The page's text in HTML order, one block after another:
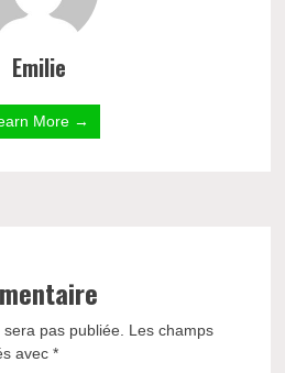
Emilie
More →
pas publiée.
Les champs
avec*